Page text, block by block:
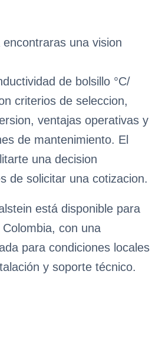
una vision
de bolsillo °C/
criterios de seleccion,
ventajas operativas y
de mantenimiento. El
una decision
de solicitar una cotizacion.
está disponible para
con una
para condiciones locales
y soporte técnico.